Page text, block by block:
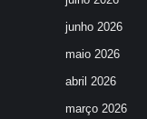
junho 2026
maio 2026
abril 2026
março 2026